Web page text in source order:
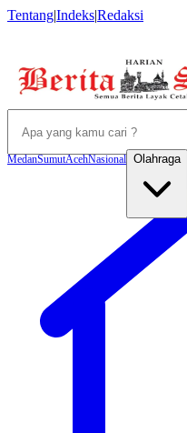
Tentang|Indeks|Redaksi
MedanSumutAcehNasional Olahraga